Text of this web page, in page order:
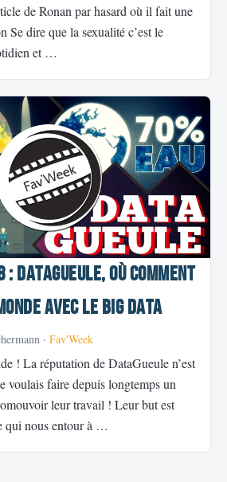
de Ronan par hasard où il fait une
Se dire que la sexualité c’est le
et …
: DataGueule, où comment
avec le Big Data
· Fav'Week
! La réputation de DataGueule n’est
voulais faire depuis longtemps un
leur travail ! Leur but est
qui nous entour à …